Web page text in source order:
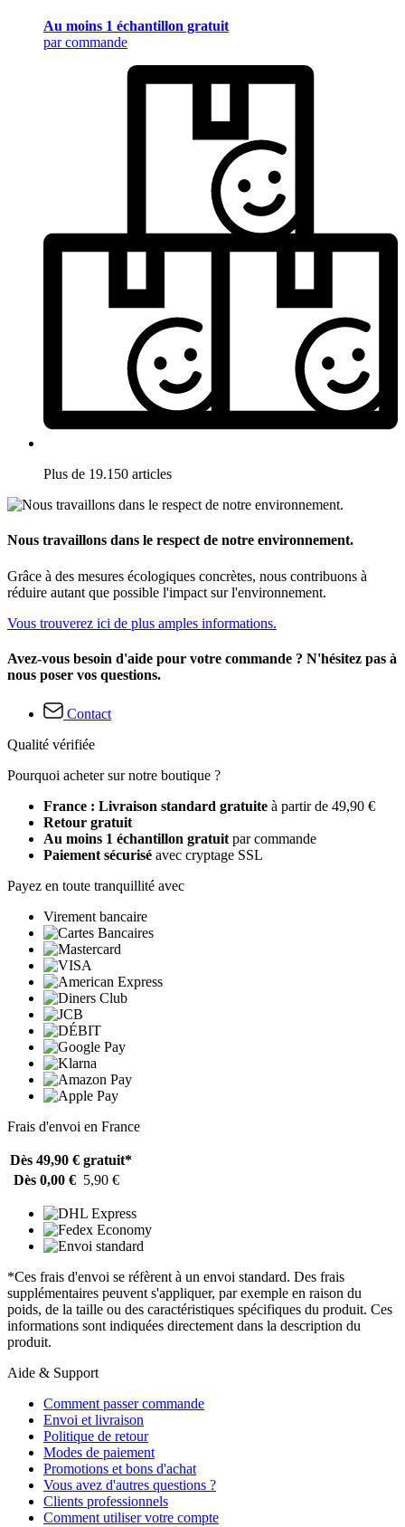
Au moins 1 échantillon gratuit
par commande
Plus de 19.150 articles
Nous travaillons dans le respect de notre environnement.
Grâce à des mesures écologiques concrètes, nous contribuons à
réduire autant que possible l'impact sur l'environnement.
Vous trouverez ici de plus amples informations.
Avez-vous besoin d'aide pour votre commande ? N'hésitez pas à
nous poser vos questions.
Contact
Qualité vérifiée
Pourquoi acheter sur notre boutique ?
France : Livraison standard gratuite à partir de 49,90 €
Retour gratuit
Au moins 1 échantillon gratuit par commande
Paiement sécurisé avec cryptage SSL
Payez en toute tranquillité avec
Virement bancaire
Frais d'envoi en France
Dès 49,90 € gratuit*
Dès 0,00 € 5,90 €
*Ces frais d'envoi se réfèrent à un envoi standard. Des frais
supplémentaires peuvent s'appliquer, par exemple en raison du
poids, de la taille ou des caractéristiques spécifiques du produit. Ces
informations sont indiquées directement dans la description du
produit.
Aide & Support
Comment passer commande
Envoi et livraison
Politique de retour
Modes de paiement
Promotions et bons d'achat
Vous avez d'autres questions ?
Clients professionnels
Comment utiliser votre compte